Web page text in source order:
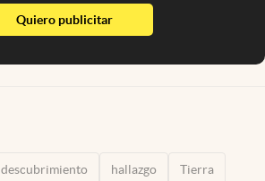
Quiero publicitarabre en nueva pestaña
descubrimiento hallazgo Tierra